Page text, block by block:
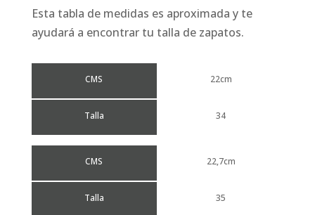
Esta tabla de medidas es aproximada y te
ayudará a encontrar tu talla de zapatos.
CMS
Talla
22cm
34
CMS
Talla
22,7cm
35